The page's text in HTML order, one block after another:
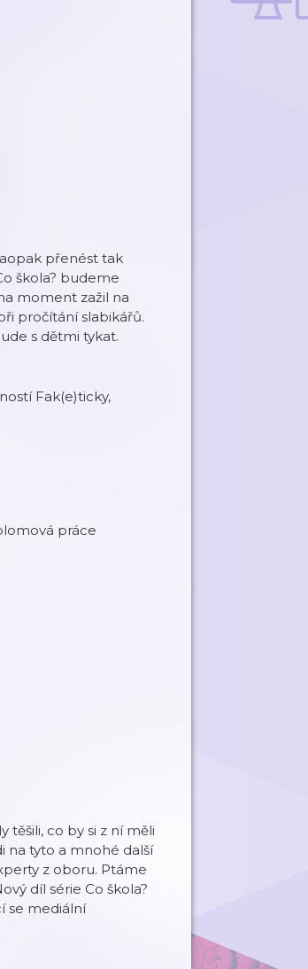
přenést tak
škola? budeme
moment zažil na
pročítání slabikářů.
s dětmi tykat.
Fak(e)ticky,
práce
těšili, co by si z ní měli
na tyto a mnohé další
z oboru. Ptáme
díl série Co škola?
se mediální